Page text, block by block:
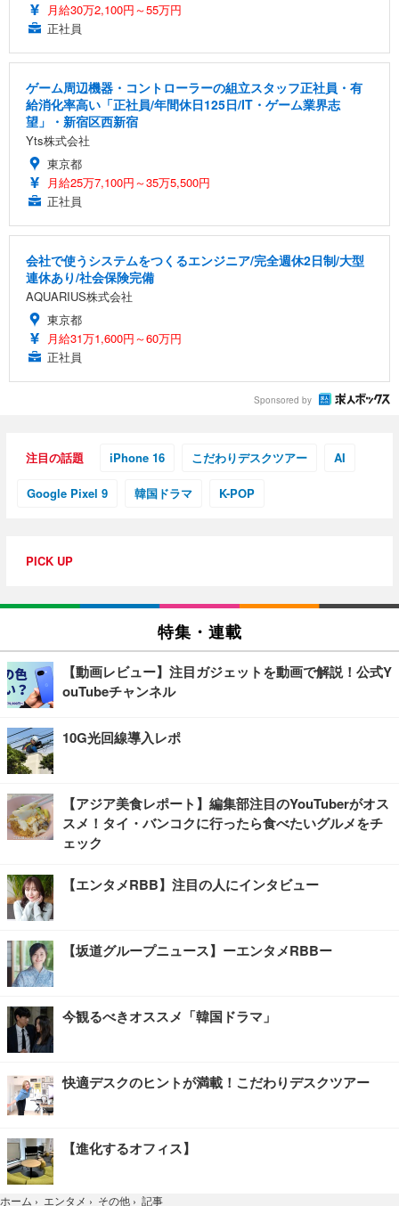
月給30万2,100円～55万円
正社員
ゲーム周辺機器・コントローラーの組立スタッフ正社員・有
給消化率高い「正社員/年間休日125日/IT・ゲーム業界志
望」・新宿区西新宿
Yts株式会社
東京都
月給25万7,100円～35万5,500円
正社員
会社で使うシステムをつくるエンジニア/完全週休2日制/大型
連休あり/社会保険完備
AQUARIUS株式会社
東京都
月給31万1,600円～60万円
正社員
Sponsored by
注目の話題 iPhone 16 こだわりデスクツアー AI
Google Pixel 9 韓国ドラマ K-POP
PICK UP
特集・連載
【動画レビュー】注目ガジェットを動画で解説！公式Y
ouTubeチャンネル
10G光回線導入レポ
【アジア美食レポート】編集部注目のYouTuberがオス
スメ！タイ・バンコクに行ったら食べたいグルメをチ
ェック
【エンタメRBB】注目の人にインタビュー
【坂道グループニュース】ーエンタメRBBー
今観るべきオススメ「韓国ドラマ」
快適デスクのヒントが満載！こだわりデスクツアー
【進化するオフィス】
ホーム › エンタメ › その他 › 記事